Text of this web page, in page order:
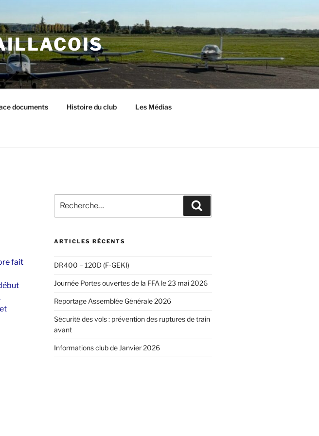
documents Histoire du club Les Médias
fait
pour
:
ARTICLES RÉCENTS
DR400 – 120D (F-GEKI)
Journée Portes ouvertes de la FFA le 23 mai 2026
Reportage Assemblée Générale 2026
Sécurité des vols : prévention des ruptures de train
avant
Informations club de Janvier 2026